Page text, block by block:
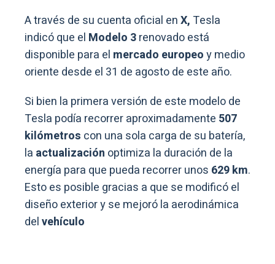
A través de su cuenta oficial enX, Tesla
indicó que el Modelo 3renovado está
disponible para el mercado europeoy medio
oriente desde el 31 de agosto de este año.
Si bien la primera versión de este modelo de
Tesla podía recorrer aproximadamente 507
kilómetros con una sola carga de su batería,
la actualización optimiza la duración de la
energía para que pueda recorrer unos 629 km.
Esto es posible gracias a que se modificó el
diseño exterior y se mejoró la aerodinámica
delvehículo